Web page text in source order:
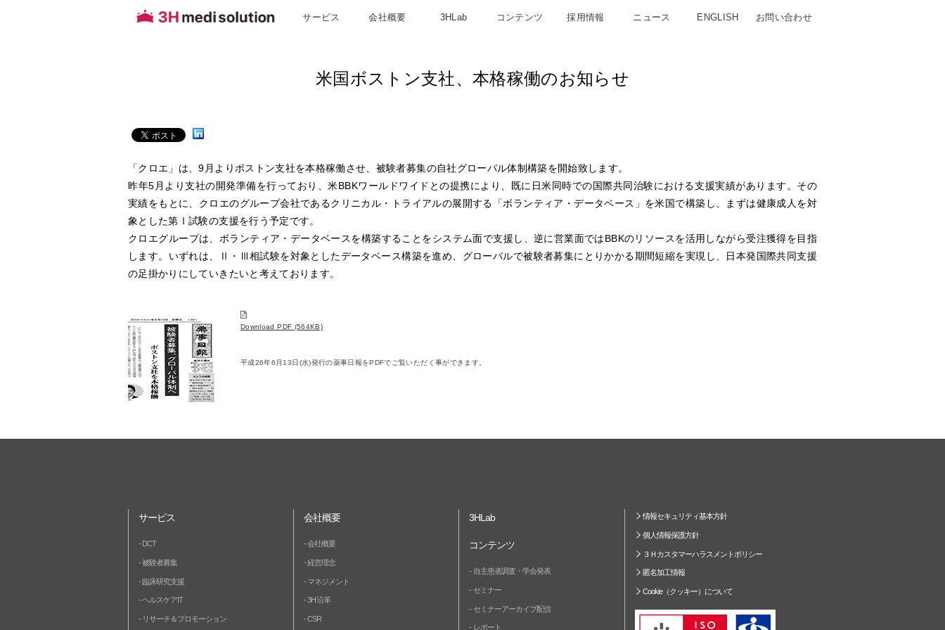
サービス 会社概要 3HLab コンテンツ 採用情報 ニュース ENGLISH お問い合わせ
米国ボストン支社、本格稼働のお知らせ
「クロエ」は、9月よりボストン支社を本格稼働させ、被験者募集の自社グローバル体制構築を開始致します。
昨年5月より支社の開発準備を行っており、米BBKワールドワイドとの提携により、既に日米同時での国際共同治験における支援実績があります。その
実績をもとに、クロエのグループ会社であるクリニカル・トライアルの展開する「ボランティア・データベース」を米国で構築し、まずは健康成人を対
象とした第Ⅰ試験の支援を行う予定です。
クロエグループは、ボランティア・データベースを構築することをシステム面で支援し、逆に営業面ではBBKのリソースを活用しながら受注獲得を目指
します。いずれは、Ⅱ・Ⅲ相試験を対象としたデータベース構築を進め、グローバルで被験者募集にとりかかる期間短縮を実現し、日本発国際共同支援
の足掛かりにしていきたいと考えております。
Download PDF (564KB)
平成26年6月13日(水)発行の薬事日報をPDFでご覧いただく事ができます。
サービス
DCT
被験者募集
臨床研究支援
ヘルスケアIT
リサーチ＆プロモーション
会社概要
会社概要
経営理念
マネジメント
3H 沿革
CSR
3HLab
コンテンツ
自主患者調査・学会発表
セミナー
セミナーアーカイブ配信
レポート
情報セキュリティ基本方針
個人情報保護方針
３Ｈカスタマーハラスメントポリシー
匿名加工情報
Cookie（クッキー）について